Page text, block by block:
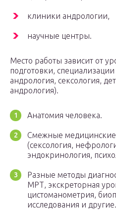
клиники андрологии,
научные центры.
Место работы зависит от
подготовки,
андрология, сексология,
андрология).
Анатомия человека.
Смежные
(сексология,
эндокринология,
Разные методы
МРТ, экскреторная
цистоманометрия,
исследования и другие.